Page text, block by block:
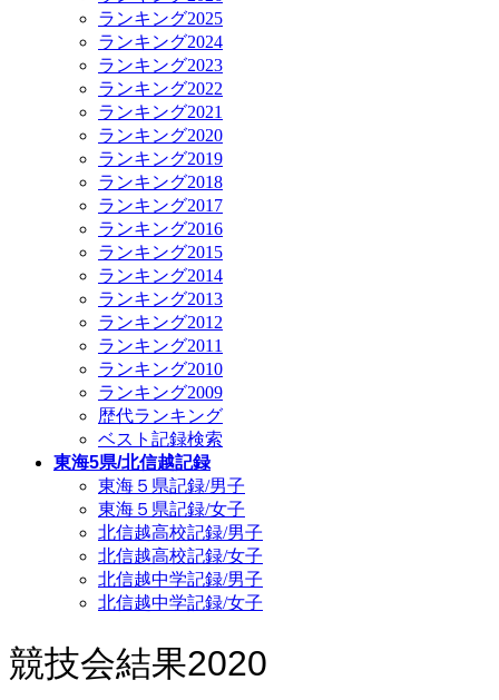
ランキング2025
ランキング2024
ランキング2023
ランキング2022
ランキング2021
ランキング2020
ランキング2019
ランキング2018
ランキング2017
ランキング2016
ランキング2015
ランキング2014
ランキング2013
ランキング2012
ランキング2011
ランキング2010
ランキング2009
歴代ランキング
ベスト記録検索
東海5県/北信越記録
東海５県記録/男子
東海５県記録/女子
北信越高校記録/男子
北信越高校記録/女子
北信越中学記録/男子
北信越中学記録/女子
競技会結果2020